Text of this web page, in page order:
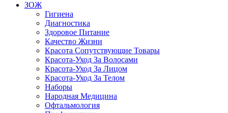
ЗОЖ
Гигиена
Диагностика
Здоровое Питание
Качество Жизни
Красота Сопутствующие Товары
Красота-Уход За Волосами
Красота-Уход За Лицом
Красота-Уход За Телом
Наборы
Народная Медицина
Офтальмология